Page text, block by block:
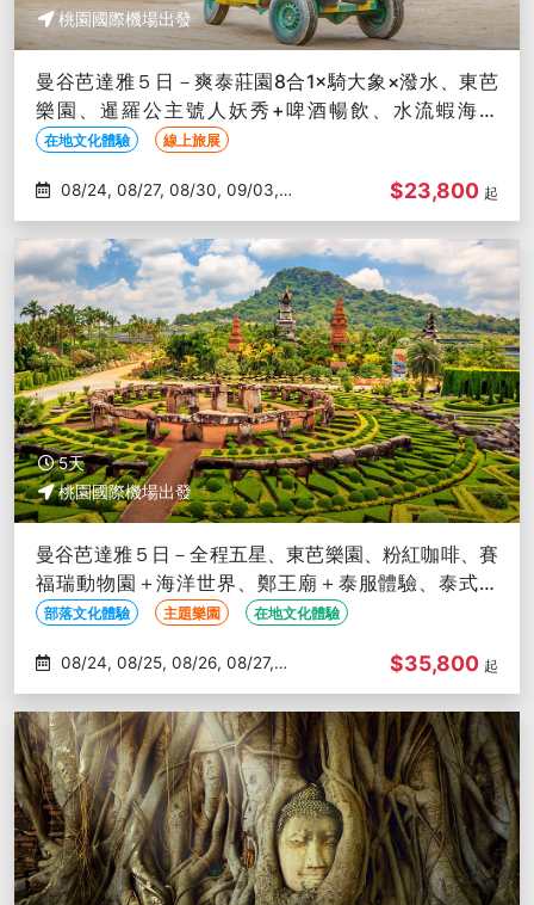
桃園國際機場出發
曼谷芭達雅５日－爽泰莊園8合1×騎大象×潑水、東芭
樂園、暹羅公主號人妖秀+啤酒暢飲、水流蝦海鮮
BBQ、無購物
在地文化體驗 線上旅展
09/06
$23,800 起
5天
桃園國際機場出發
曼谷芭達雅５日－全程五星、東芭樂園、粉紅咖啡、賽
福瑞動物園＋海洋世界、鄭王廟＋泰服體驗、泰式按
摩、夜遊湄南河、無購物
部落文化體驗 主題樂園 在地文化體驗
08/28
$35,800 起